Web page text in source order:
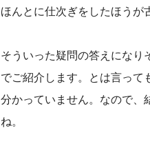
ほんとに仕次ぎをしたほうが
そういった疑問の答えになり
でご紹介します。とは言って
分かっていません。なので、
ね。